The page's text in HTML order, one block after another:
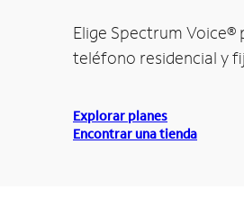
Elige Spectrum Voice®
teléfono residencial y
Explorar planes
Encontrar una tienda